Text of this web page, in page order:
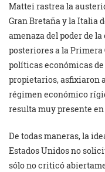
Mattei rastrea la
Gran Bretaña y la Italia
amenaza del poder de
posteriores a la
políticas económicas
propietarios, asfixiaron
régimen económico
resulta muy presente
De todas maneras, la
Estados Unidos no
sólo no criticó